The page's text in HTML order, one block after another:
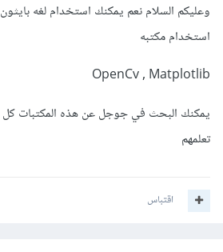
وعليكم السلام نعم يمكنك استخدام لغه
استخدام مكتبه
OpenCv , Matplotlib
يمكنك البحث في جوجل عن هذه المكتبات كل
تعلمهم
اقتباس